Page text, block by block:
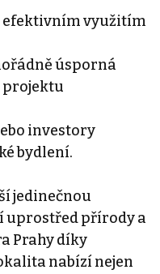
efektivním využitím
úsporná
projektu
investory
bydlení.
jedinečnou
uprostřed přírody a
Prahy díky
nabízí nejen